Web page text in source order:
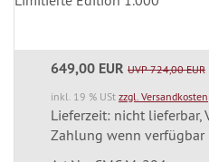
649,00 EUR UVP 724,00 EUR
inkl. 19 % USt zzgl. Versandkosten
Lieferzeit: nicht
Zahlung wenn verfügbar